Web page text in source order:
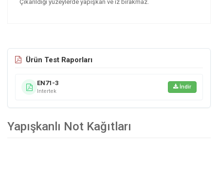
Çıkarıldığı yüzeylerde yapışkan ve iz bırakmaz.
Ürün Test Raporları
EN71-3
Intertek
İndir
Yapışkanlı Not Kağıtları